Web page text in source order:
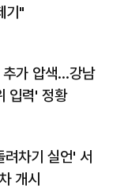
기"
가 압색…강남
입력' 정황
차기 실언' 서
개시